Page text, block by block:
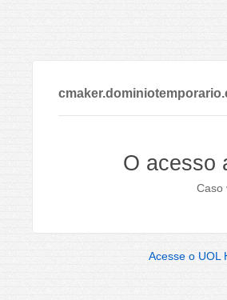
O acesso
Caso
Acesse o UOL